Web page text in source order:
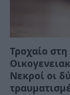
Τροχαίο
Νεκροί οι